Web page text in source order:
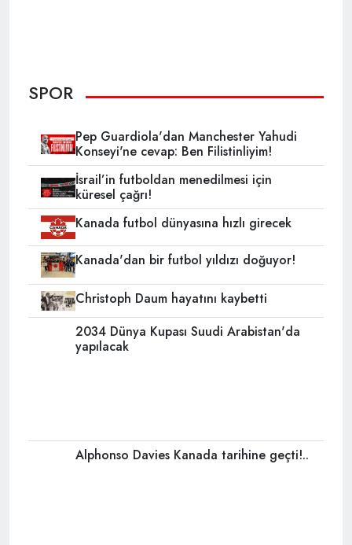
SPOR
Pep Guardiola'dan Manchester Yahudi
Konseyi'ne cevap: Ben Filistinliyim!
İsrail’in futboldan menedilmesi için
küresel çağrı!
Kanada futbol dünyasına hızlı girecek
Kanada'dan bir futbol yıldızı doğuyor!
Christoph Daum hayatını kaybetti
2034 Dünya Kupası Suudi Arabistan'da
yapılacak
Alphonso Davies Kanada tarihine geçti!..